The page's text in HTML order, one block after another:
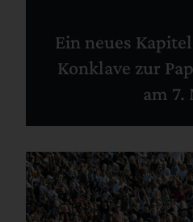
Ein neues
Konklave zur
am 7.